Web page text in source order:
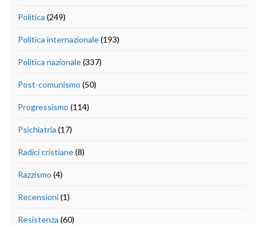
Politica (249)
Politica internazionale(193)
Politica nazionale(337)
Post-comunismo (50)
Progressismo (114)
Psichiatria (17)
Radici cristiane(8)
Razzismo (4)
Recensioni(1)
Resistenza (60)